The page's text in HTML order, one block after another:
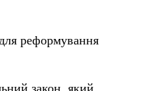
реформування
закон, який